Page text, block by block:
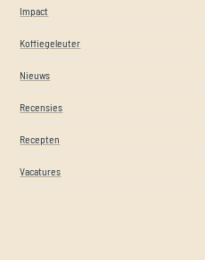
Impact
Koffiegeleuter
Nieuws
Recensies
Recepten
Vacatures